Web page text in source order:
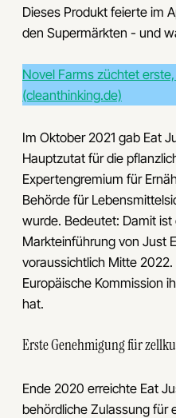
Dieses Produkt feierte im
den Supermärkten - und
Novel Farms züchtet
(cleanthinking.de)
Im Oktober 2021 gab Eat
Hauptzutat für die
Expertengremium für
Behörde für
wurde. Bedeutet: Damit
Markteinführung von Just
voraussichtlich Mitte
Europäische Kommission
hat.
Erste Genehmigung für
Ende 2020 erreichte Eat
behördliche Zulassung für